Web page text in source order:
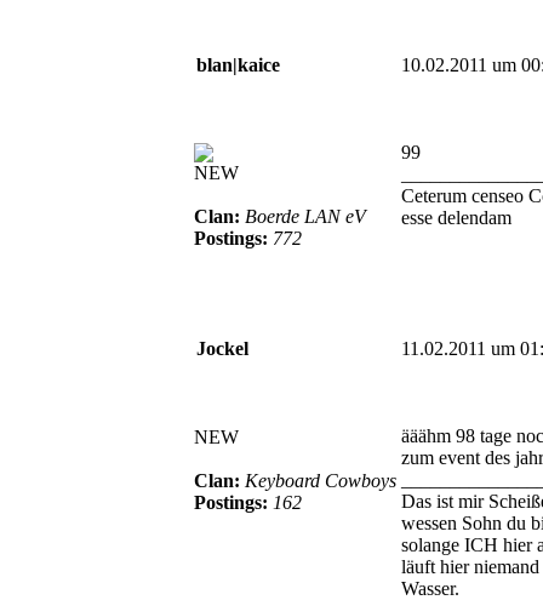
blan|kaice 10.02.2011 um
NEW
Clan: Boerde LAN eV
Postings: 772
99
Ceterum censeo
esse delendam
Jockel 11.02.2011 um
NEW
Clan: Keyboard Cowboys
Postings: 162
ääähm 98 tage
zum event des
Das ist mir
wessen Sohn du
solange ICH hier
läuft hier niemand
Wasser.